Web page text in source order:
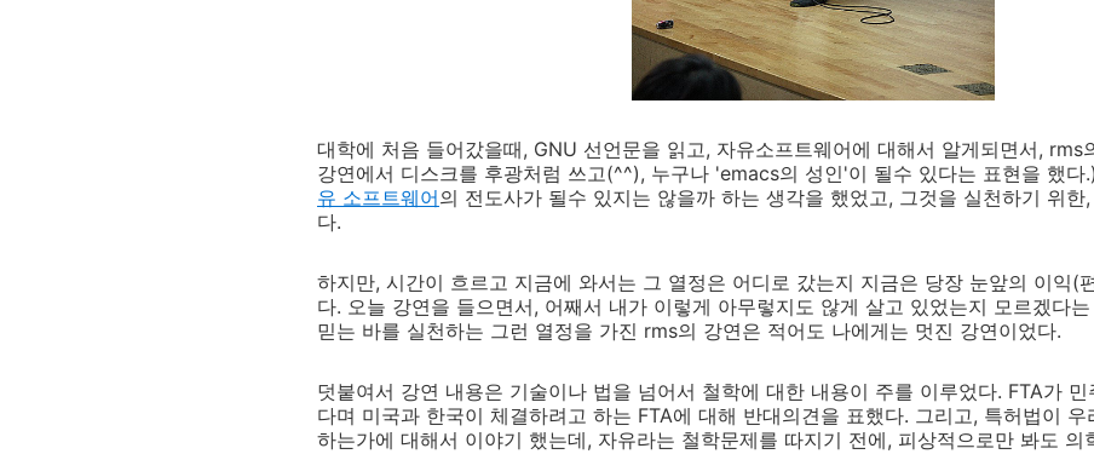
대학에 처음 들어갔을때, GNU 선언문을 읽고, 자유소프트웨어에 대해서 알게되면서, rms
강연에서 디스크를 후광처럼 쓰고(^^), 누구나 'emacs의 성인'이 될수 있다는 표현을 했다
유 소프트웨어의 전도사가 될수 있지는 않을까 하는 생각을 했었고, 그것을 실천하기 위한
다.
하지만, 시간이 흐르고 지금에 와서는 그 열정은 어디로 갔는지 지금은 당장 눈앞의 이익(
다. 오늘 강연을 들으면서, 어째서 내가 이렇게 아무렇지도 않게 살고 있었는지 모르겠다
믿는 바를 실천하는 그런 열정을 가진 rms의 강연은 적어도 나에게는 멋진 강연이었다.
덧붙여서 강연 내용은 기술이나 법을 넘어서 철학에 대한 내용이 주를 이루었다. FTA가
다며 미국과 한국이 체결하려고 하는 FTA에 대해 반대의견을 표했다. 그리고, 특허법이
하는가에 대해서 이야기 했는데, 자유라는 철학문제를 따지기 전에, 피상적으로만 봐도 의